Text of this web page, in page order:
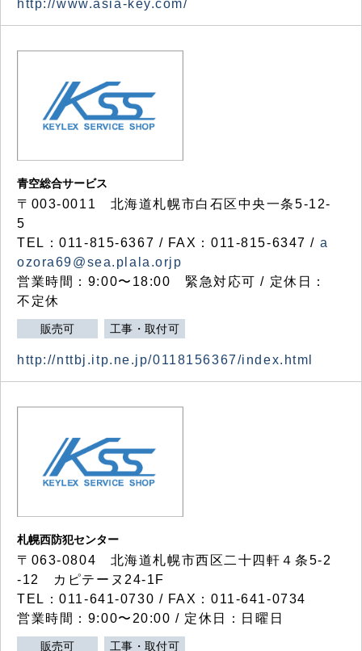
http://www.asia-key.com/
青空総合サービス
〒003-0011 北海道札幌市白石区中央一条5-12-
5
TEL：011-815-6367 / FAX：011-815-6347 / a
ozora69@sea.plala.orjp
営業時間：9:00〜18:00 緊急対応可 / 定休日：
不定休
販売可 工事・取付可
http://nttbj.itp.ne.jp/0118156367/index.html
札幌西防犯センター
〒063-0804 北海道札幌市西区二十四軒４条5-2
-12 カピテーヌ24-1F
TEL：011-641-0730 / FAX：011-641-0734
営業時間：9:00〜20:00 / 定休日：日曜日
販売可 工事・取付可